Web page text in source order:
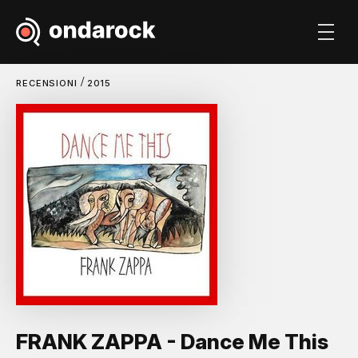
RECENSIONI / 2015
FRANK ZAPPA - Dance Me This